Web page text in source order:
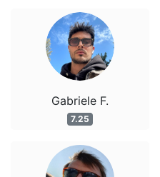
Gabriele F.
7.25